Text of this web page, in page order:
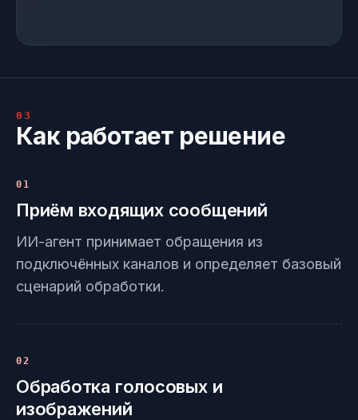
03
Как работает решение
01
Приём входящих сообщений
ИИ-агент принимает обращения из
подключённых каналов и определяет базовый
сценарий обработки.
02
Обработка голосовых и
изображений